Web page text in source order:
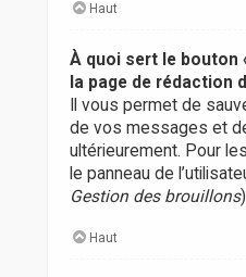
Haut
À quoi sert le bouton
la page de rédaction
Il vous permet de
de vos messages et
ultérieurement. Pour
le panneau de
Gestion des brouillons
Haut